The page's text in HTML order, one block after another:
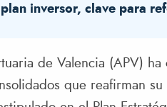
inversor, clave para
de Valencia (APV) ha
que reafirman su